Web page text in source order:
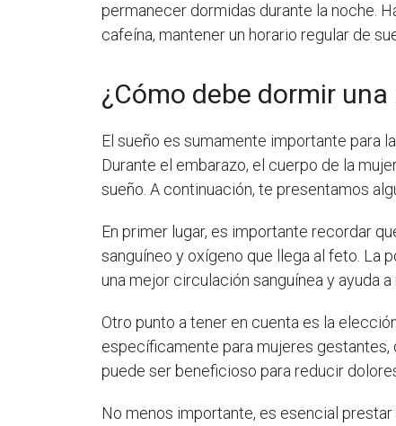
permanecer dormidas durante la noche.
cafeína, mantener un horario regular de
¿Cómo debe dormir
El sueño es sumamente importante para
Durante el embarazo, el cuerpo de la
sueño. A continuación, te presentamos
En primer lugar, es importante recordar
sanguíneo y oxígeno que llega al feto. La
una mejor circulación sanguínea y ayuda
Otro punto a tener en cuenta es la
específicamente para mujeres gestantes,
puede ser beneficioso para reducir
No menos importante, es esencial prestar